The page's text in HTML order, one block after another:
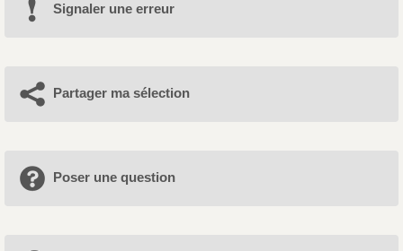
Signaler une erreur
Partager ma sélection
Poser une question